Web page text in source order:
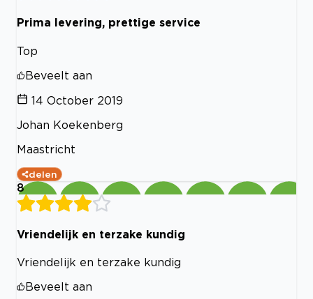
Prima levering, prettige service
Top
Beveelt aan
14 October 2019
Johan Koekenberg
Maastricht
delen
8
Vriendelijk en terzake kundig
Vriendelijk en terzake kundig
Beveelt aan